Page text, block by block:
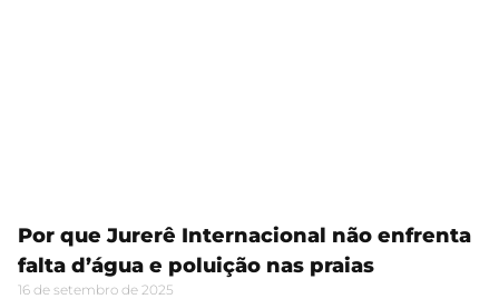
Por que Jurerê Internacional não enfrenta
falta d’água e poluição nas praias
16 de setembro de 2025